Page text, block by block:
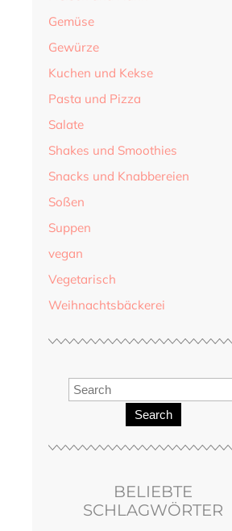
Gemüse
Gewürze
Kuchen und Kekse
Pasta und Pizza
Salate
Shakes und Smoothies
Snacks und Knabbereien
Soßen
Suppen
vegan
Vegetarisch
Weihnachtsbäckerei
Search
BELIEBTE
SCHLAGWÖRTER